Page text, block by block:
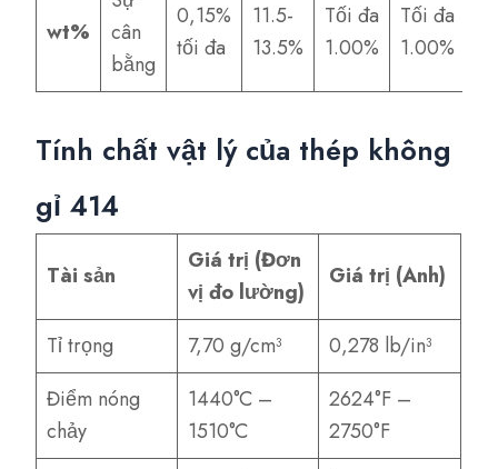
wt%
cân
bằng
0,15%
tối đa
11.5-
13.5%
Tối đa
1.00%
Tối đa
1.00%
Tính chất vật lý của thép không
gỉ 414
Tài sản
Giá trị (Đơn
vị đo lường)
Giá trị (Anh)
Tỉ trọng 7,70 g/cm³
0,278 lb/in³
Điểm nóng
chảy
1440°C –
1510°C
2624°F –
2750°F